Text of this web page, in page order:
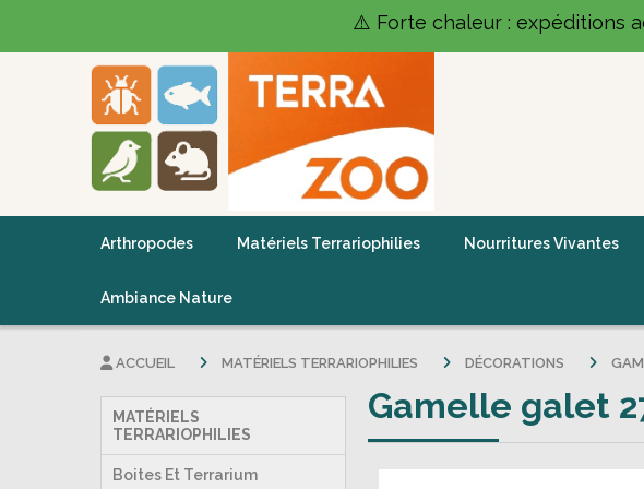
⚠️ Forte chaleur : expéditions
Arthropodes Matériels Terrariophilies Nourritures Vivantes
Ambiance Nature
MATÉRIELS
TERRARIOPHILIES
Boites Et Terrarium
ACCUEIL MATÉRIELS TERRARIOPHILIES DÉCORATIONS
Gamelle galet